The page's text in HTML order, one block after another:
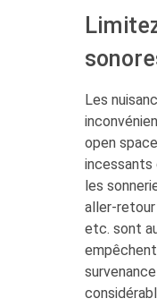
Les
open
incessants
les
aller-
etc. sont